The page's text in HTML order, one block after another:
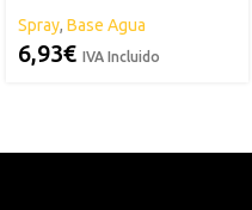
Spray, Base Agua
6,93€ IVA Incluido